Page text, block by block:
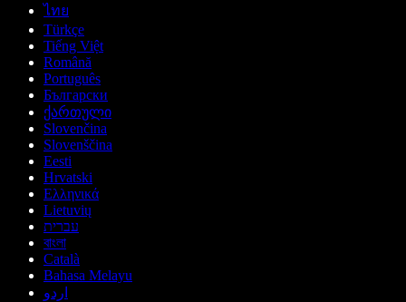
ไทย
Türkçe
Tiếng Việt
Română
Português
Български
ქართული
Slovenčina
Slovenščina
Eesti
Hrvatski
Ελληνικά
Lietuvių
עברית
বাংলা
Català
Bahasa Melayu
اردو